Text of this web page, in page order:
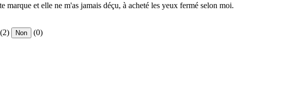
marque et elle ne m'as jamais déçu, à acheté les yeux fermé selon moi.
(2) Non (0)